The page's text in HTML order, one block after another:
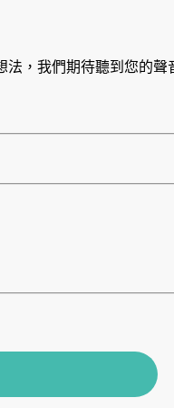
法，我們期待聽到您的聲